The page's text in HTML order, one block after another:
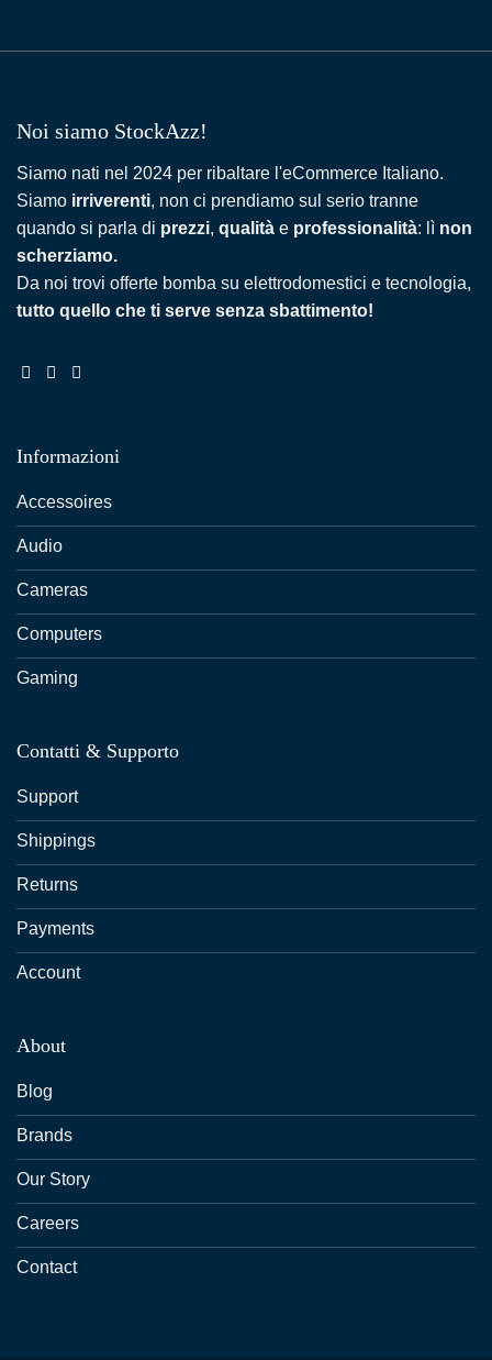
Noi siamo StockAzz!
Siamo nati nel 2024 per ribaltare l'eCommerce Italiano.
Siamo irriverenti, non ci prendiamo sul serio tranne
quando si parla di prezzi, qualità e professionalità: lì non
scherziamo.
Da noi trovi offerte bomba su elettrodomestici e tecnologia,
tutto quello che ti serve senza sbattimento!
Informazioni
Accessoires
Audio
Cameras
Computers
Gaming
Contatti & Supporto
Support
Shippings
Returns
Payments
Account
About
Blog
Brands
Our Story
Careers
Contact